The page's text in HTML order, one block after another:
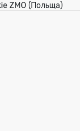
ZMO (Польща)